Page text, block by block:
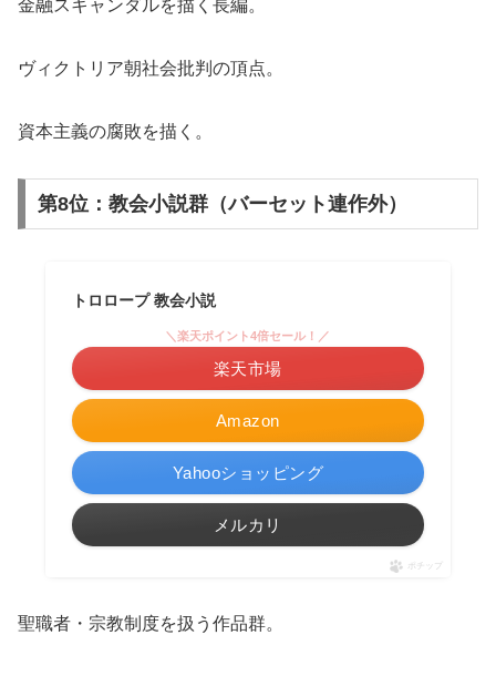
金融スキャンダルを描く長編。
ヴィクトリア朝社会批判の頂点。
資本主義の腐敗を描く。
第8位：教会小説群（バーセット連作外）
トロロープ 教会小説
Amazon
＼楽天ポイント4倍セール！／
楽天市場
Yahooショッピング
メルカリ
ポチップ
聖職者・宗教制度を扱う作品群。